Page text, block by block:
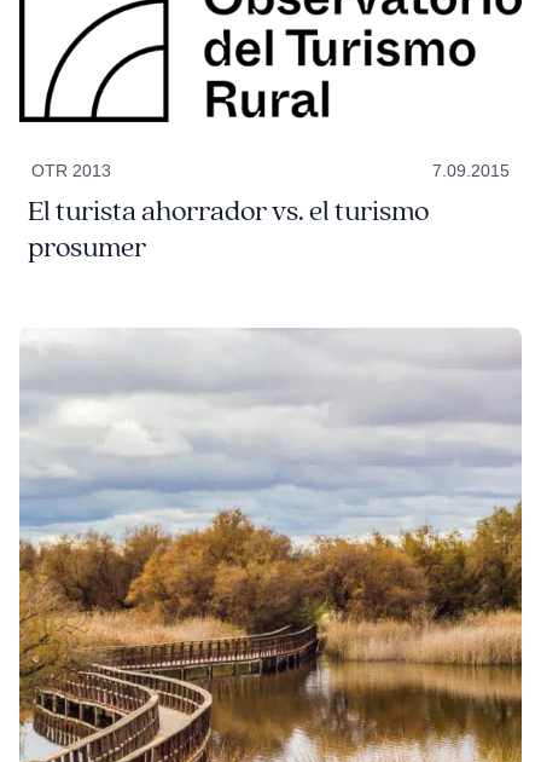
OTR 2013 7.09.2015
El turista ahorrador vs. el turismo
prosumer